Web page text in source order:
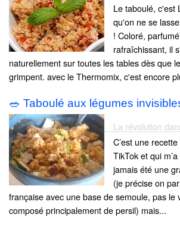
Le taboulé, c'est
qu'on ne se
! Coloré,
rafraîchissant, il
naturellement sur toutes les tables dès que
grimpent. avec le Thermomix, c'est encore
🥗 Taboulé aux légumes
La révolution
C’est une
TikTok et qui
jamais été une
(je précise on
française avec une base de semoule, pas le
composé principalement de persil) mais...